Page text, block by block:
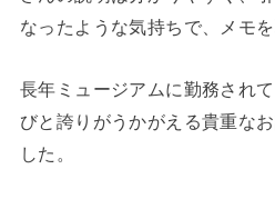
なったような気持ちで、メモを
長年ミュージアムに勤務され
びと誇りがうかがえる貴重な
した。